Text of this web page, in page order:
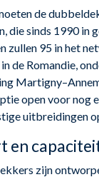
de
die sinds 1990 in
zullen 95 in het
de Romandie,
open voor nog
uitbreidingen
en
zijn